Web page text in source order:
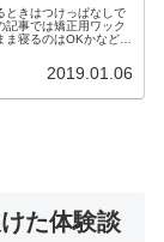
ときはつけっぱなしで
記事では矯正用ワック
寝るのはOKかなどを
2019.01.06
た体験談